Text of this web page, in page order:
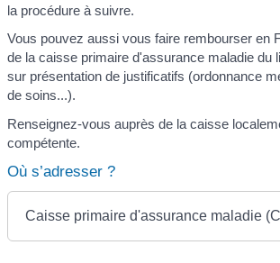
la procédure à suivre.
Vous pouvez aussi vous faire rembourser en
de la caisse primaire d'assurance maladie du
sur présentation de justificatifs (ordonnance
de soins...).
Renseignez-vous auprès de la caisse
compétente.
Où s’adresser ?
Caisse primaire d'assurance maladie